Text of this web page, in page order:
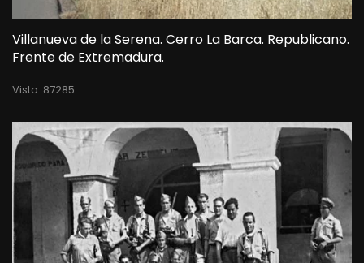
Villanueva de la Serena. Cerro La Barca. Republicano.
Frente de Extremadura.
Visto: 87285